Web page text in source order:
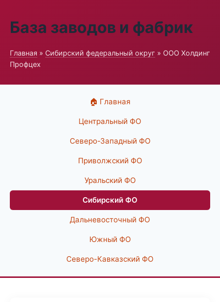
База заводов и фабрик
Главная » Сибирский федеральный округ » ООО Холдинг
Профцех
🏠 Главная
Центральный ФО
Северо-Западный ФО
Приволжский ФО
Уральский ФО
Сибирский ФО
Дальневосточный ФО
Южный ФО
Северо-Кавказский ФО